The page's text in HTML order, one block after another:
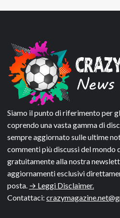
Siamo il punto di riferimento per
coprendo una vasta gamma di
sempre aggiornato sulle ultime
commenti più discussi del
gratuitamente alla nostra
aggiornamenti esclusivi
posta. → Leggi Disclaimer.
Contattaci: